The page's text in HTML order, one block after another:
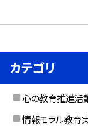
カテゴリ
心の教育推進活
情報モラル教育